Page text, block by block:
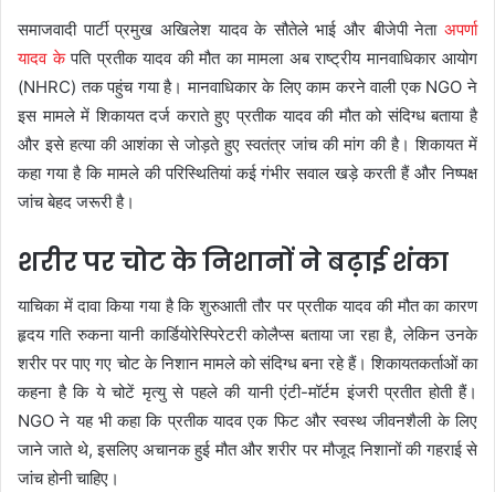
समाजवादी पार्टी प्रमुख अखिलेश यादव के सौतेले भाई और बीजेपी नेता अपर्णा
यादव केपति प्रतीक यादव की मौत का मामला अब राष्ट्रीय मानवाधिकार आयोग
(NHRC) तक पहुंच गया है। मानवाधिकार के लिए काम करने वाली एक NGO ने
इस मामले में शिकायत दर्ज कराते हुए प्रतीक यादव की मौत को संदिग्ध बताया है
और इसे हत्या की आशंका से जोड़ते हुए स्वतंत्र जांच की मांग की है। शिकायत में
कहा गया है कि मामले की परिस्थितियां कई गंभीर सवाल खड़े करती हैं और निष्पक्ष
जांच बेहद जरूरी है।
शरीर पर चोट के निशानों ने बढ़ाई शंका
याचिका में दावा किया गया है कि शुरुआती तौर पर प्रतीक यादव की मौत का कारण
हृदय गति रुकना यानी कार्डियोरेस्पिरेटरी कोलैप्स बताया जा रहा है, लेकिन उनके
शरीर पर पाए गए चोट के निशान मामले को संदिग्ध बना रहे हैं। शिकायतकर्ताओं का
कहना है कि ये चोटें मृत्यु से पहले की यानी एंटी-मॉर्टम इंजरी प्रतीत होती हैं।
NGO ने यह भी कहा कि प्रतीक यादव एक फिट और स्वस्थ जीवनशैली के लिए
जाने जाते थे, इसलिए अचानक हुई मौत और शरीर पर मौजूद निशानों की गहराई से
जांच होनी चाहिए।